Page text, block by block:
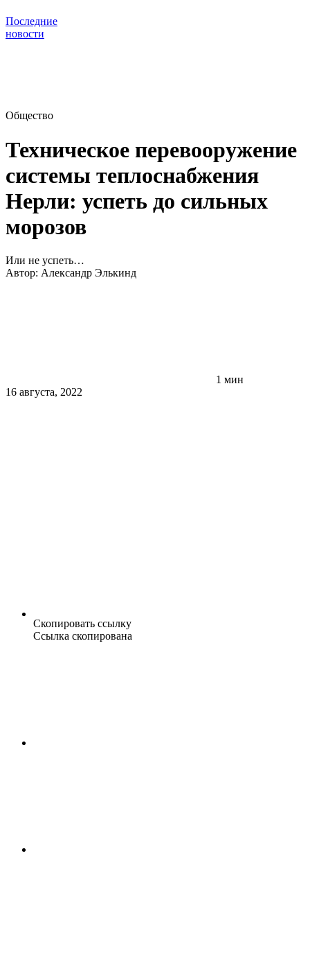
Последние
новости
Общество
Техническое перевооружение
системы теплоснабжения
Нерли: успеть до сильных
морозов
Или не успеть…
Автор: Александр Элькинд
1 мин
16 августа, 2022
Скопировать ссылку
Ссылка скопирована